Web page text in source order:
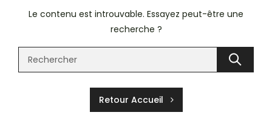
Le contenu est introuvable. Essayez peut-être une
recherche ?
Retour Accueil